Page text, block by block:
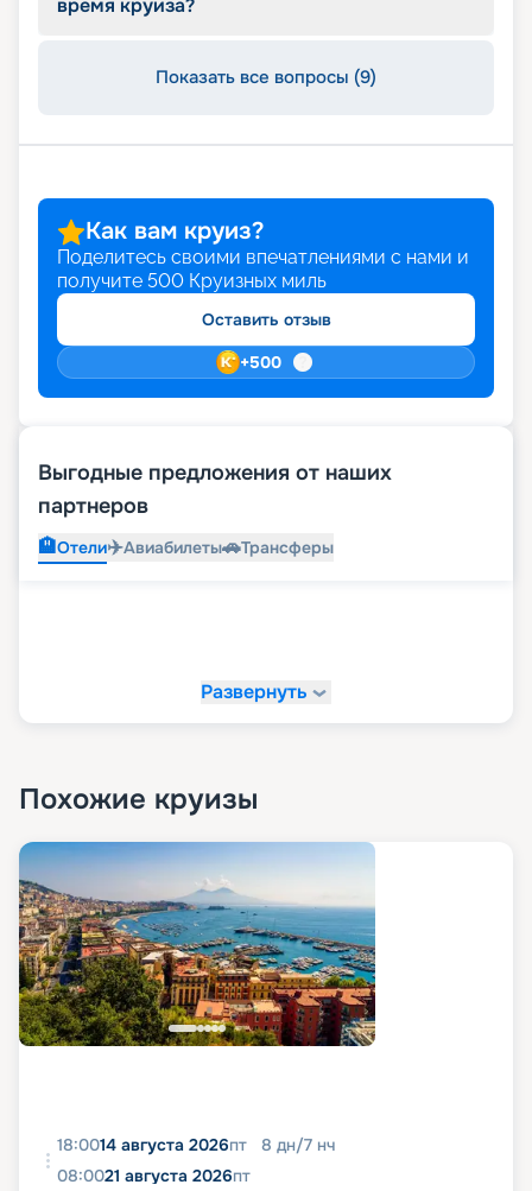
время круиза?
Показать все вопросы (9)
Как вам круиз?
Поделитесь своими впечатлениями с нами и
получите 500 Круизных миль
Оставить отзыв
+500
Выгодные предложения от наших
партнеров
🏨Отели✈️Авиабилеты🚗Трансферы
Развернуть
Похожие круизы
18:0014 августа 2026пт 8 дн/7 нч
08:0021 августа 2026пт